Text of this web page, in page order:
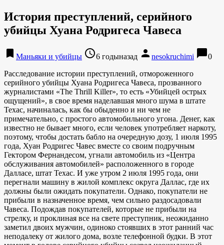
История преступлений, серийного
убийцы Хуана Родригеса Чавеса
bookmark Маньяки и убийцы access_time6 годыназад person nesokruchimi chat_bubble0
Расследование истории преступлений, отмороженного
серийного убийцы Хуана Родригеса Чавеса, прозванного
журналистами «The Thrill Killer», то есть «Убийцей острых
ощущений», в свое время наделавшая много шума в штате
Техас, начиналась, как бы обыденно и ни чем не
примечательно, с простого автомобильного угона. Денег, как
известно не бывает много, если человек употребляет наркоту,
поэтому, чтобы достать бабло на очередную дозу, 1 июля 1995
года, Хуан Родригес Чавес вместе со своим подручным
Гектором Фернандесом, угнали автомобиль из «Центра
обслуживания автомобилей» расположенного в городе
Далласе, штат Техас. И уже утром 2 июля 1995 года, они
перегнали машину в жилой комплекс округа Даллас, где их
должны были ожидать покупатели. Однако, покупатели не
прибыли в назначенное время, чем сильно раздосадовали
Чавеса. Подождав покупателей, которые не прибыли на
стрелку, и проклиная все на свете преступник, неожиданно
заметил двоих мужчин, одиноко стоявших в этот ранний час
неподалеку от жилого дома, возле телефонной будки. В этот